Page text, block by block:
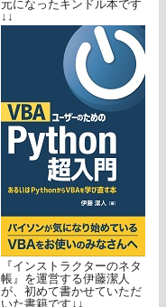
元になったキンドル本です
↓↓
『インストラクターのネタ
帳』を運営する伊藤潔人
が、初めて書かせていただ
いた書籍です↓↓